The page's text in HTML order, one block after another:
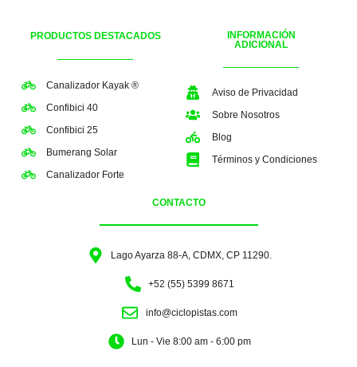
PRODUCTOS DESTACADOS
Canalizador Kayak ®
Confibici 40
Confibici 25
Bumerang Solar
Canalizador Forte
INFORMACIÓN
ADICIONAL
Aviso de Privacidad
Sobre Nosotros
Blog
Términos y Condiciones
CONTACTO
Lago Ayarza 88-A, CDMX, CP 11290.
+52 (55) 5399 8671
info@ciclopistas.com
Lun - Vie 8:00 am - 6:00 pm